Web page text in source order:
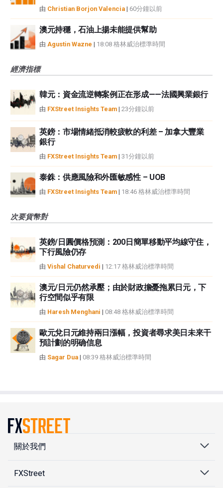
由 Christian Borjon Valencia | 60分鐘以前
澳元持穩，石油上揚未能提供幫助
由 Agustin Wazne | 18:08 格林威治標準時間
經濟指標
韓元：資金流逆轉案例正在形成——法國興業銀行
由 FXStreet Insights Team | 23分鐘以前
英鎊：市場情緒抵消較疲軟的利差 – 加拿大豐業
銀行
由 FXStreet Insights Team | 31分鐘以前
泰銖：供應風險和外匯敏感性 – UOB
由 FXStreet Insights Team | 18:46 格林威治標準時間
次要貨幣對
英鎊/日圓價格預測：200日簡單移動平均線守住，
下行風險仍存
由 Vishal Chaturvedi | 12:17 格林威治標準時間
澳元/日元仍然承壓；由於財政擔憂拖累日元，下
行空間似乎有限
由 Haresh Menghani | 08:48 格林威治標準時間
歐元兌日元維持兩日漲幅，投資者尋求美日未來干
預計劃的明确信息
由 Sagar Dua | 08:39 格林威治標準時間
關於我們
FXStreet